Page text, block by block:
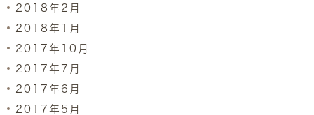
2018年2月
2018年1月
2017年10月
2017年7月
2017年6月
2017年5月